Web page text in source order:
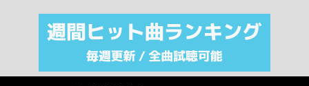
注目カテゴリ
オリジナルiTunes週間トップソング